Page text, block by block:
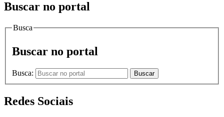
Buscar no portal
Busca
Buscar no portal
Busca: Buscar
Redes Sociais